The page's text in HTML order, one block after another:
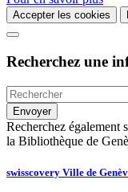
Accepter les cookies
Recherchez une
Recherchez également
la Bibliothèque de
swisscovery Ville de